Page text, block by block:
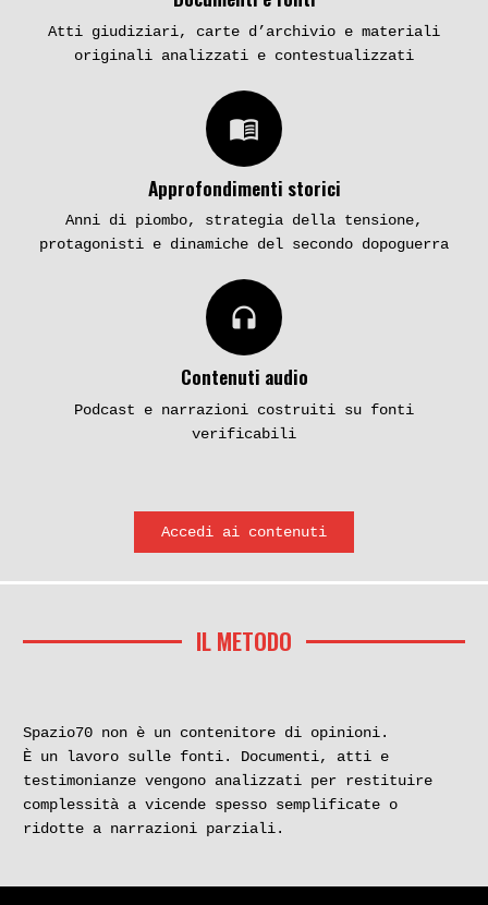
Atti giudiziari, carte d’archivio e materiali
originali analizzati e contestualizzati
menu_book
Approfondimenti storici
Anni di piombo, strategia della tensione,
protagonisti e dinamiche del secondo dopoguerra
headphones
Contenuti audio
Podcast e narrazioni costruiti su fonti
verificabili
Accedi ai contenuti
IL METODO
Spazio70 non è un contenitore di opinioni.
È un lavoro sulle fonti. Documenti, atti e
testimonianze vengono analizzati per restituire
complessità a vicende spesso semplificate o
ridotte a narrazioni parziali.